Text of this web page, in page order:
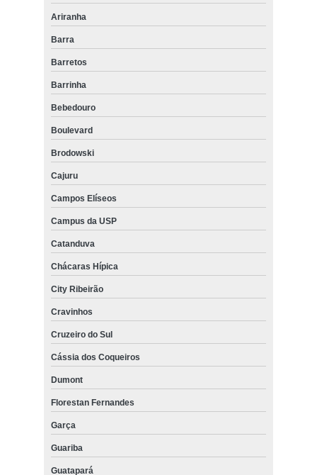
Ariranha
Barra
Barretos
Barrinha
Bebedouro
Boulevard
Brodowski
Cajuru
Campos Elíseos
Campus da USP
Catanduva
Chácaras Hípica
City Ribeirão
Cravinhos
Cruzeiro do Sul
Cássia dos Coqueiros
Dumont
Florestan Fernandes
Garça
Guariba
Guatapará